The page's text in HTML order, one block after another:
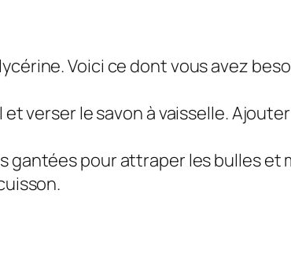
Voici ce dont vous avez
verser le savon à vaisselle.
gantées pour attraper les bulles et